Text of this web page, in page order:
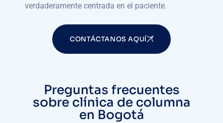
verdaderamente centrada en el paciente.
CONTÁCTANOS AQUÍ
Preguntas frecuentes
sobre clínica de columna
en Bogotá